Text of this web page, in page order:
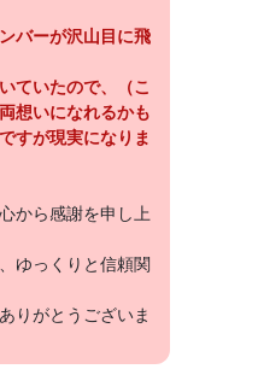
バーが沢山目に飛
ていたので、（こ
想いになれるかも
すが現実になりま
から感謝を申し上
ゆっくりと信頼関
りがとうございま